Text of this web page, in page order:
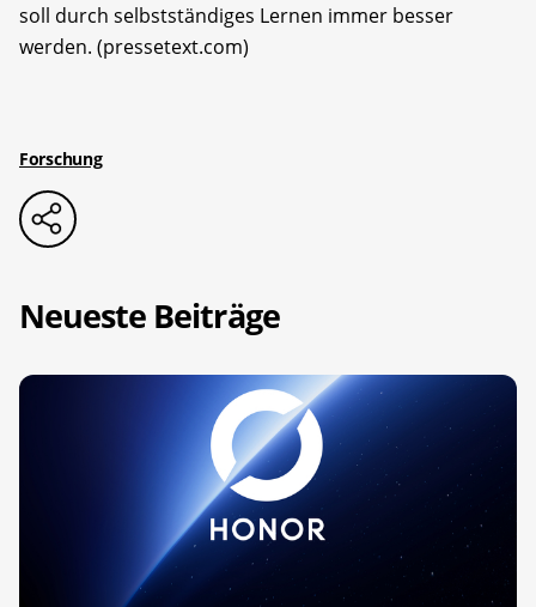
soll durch selbstständiges Lernen immer besser
werden. (pressetext.com)
Forschung
Neueste Beiträge